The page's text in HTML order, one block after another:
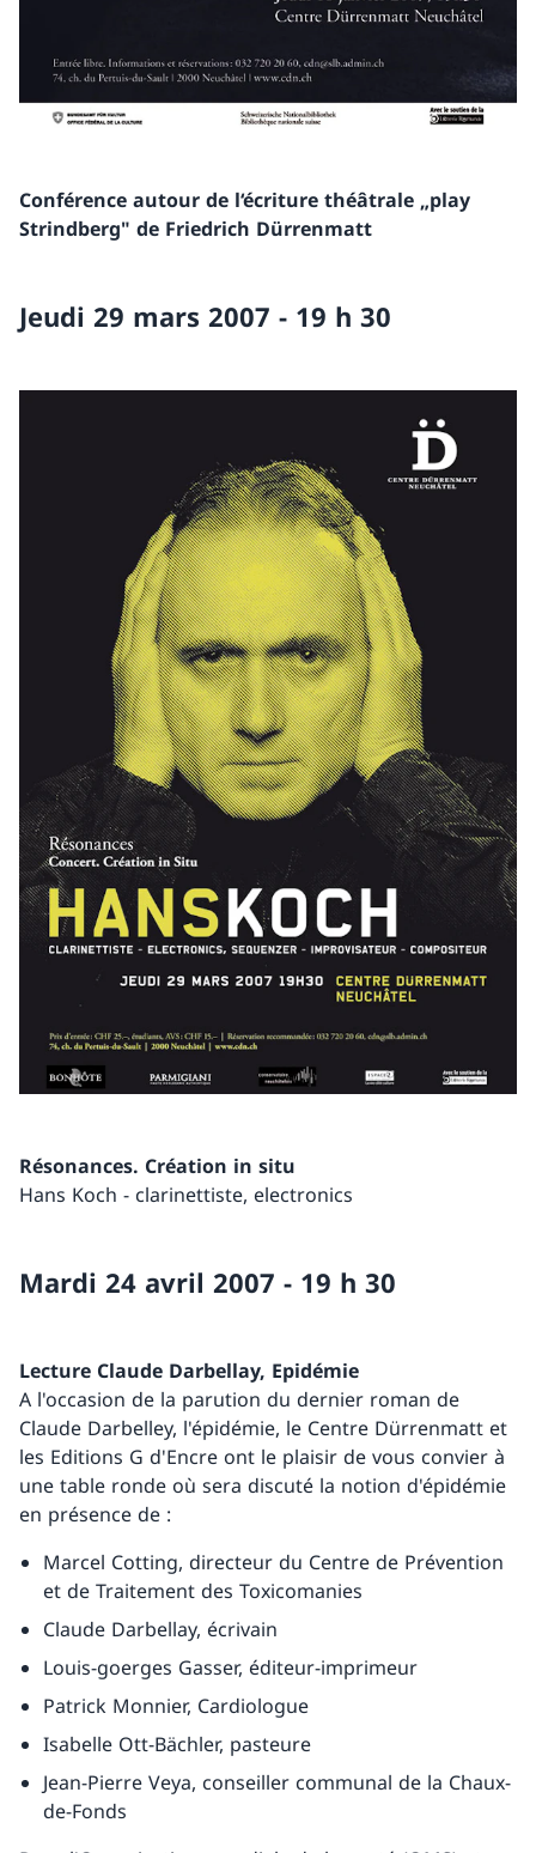
Conférence autour de l‘écriture théâtrale „play
Strindberg" de Friedrich Dürrenmatt
Jeudi 29 mars 2007 - 19 h 30
Résonances. Création in situ
Hans Koch - clarinettiste, electronics
Mardi 24 avril 2007 - 19 h 30
Lecture Claude Darbellay, Epidémie
A l'occasion de la parution du dernier roman de
Claude Darbelley, l'épidémie, le Centre Dürrenmatt et
les Editions G d'Encre ont le plaisir de vous convier à
une table ronde où sera discuté la notion d'épidémie
en présence de :
Marcel Cotting, directeur du Centre de Prévention
et de Traitement des Toxicomanies
Claude Darbellay, écrivain
Louis-goerges Gasser, éditeur-imprimeur
Patrick Monnier, Cardiologue
Isabelle Ott-Bächler, pasteure
Jean-Pierre Veya, conseiller communal de la Chaux-
de-Fonds